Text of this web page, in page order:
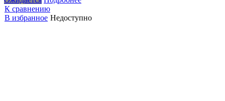
К сравнению
В избранное Недоступно